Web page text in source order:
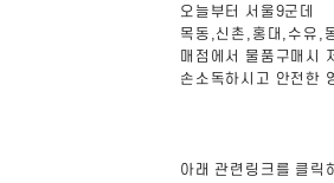
오늘부터 서울9군데
목동,신촌,홍대,수유,
매점에서 물품구매시
손소독하시고 안전한
아래 관련링크를 클릭